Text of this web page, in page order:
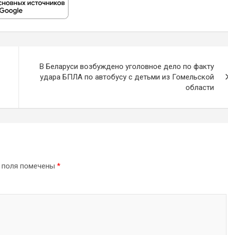
В Беларуси возбуждено уголовное дело по факту
удара БПЛА по автобусу с детьми из Гомельской
области
помечены *